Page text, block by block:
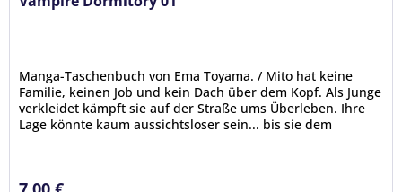
Manga-Taschenbuch von Ema Toyama. / Mito hat keine
Familie, keinen Job und kein Dach über dem Kopf. Als Junge
verkleidet kämpft sie auf der Straße ums Überleben. Ihre
Lage könnte kaum aussichtsloser sein... bis sie dem